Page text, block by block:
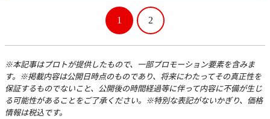
1 2
※本記事はプロトが提供したもので、一部プロモーション要素を含みま
す。※掲載内容は公開日時点のものであり、将来にわたってその真正性を
保証するものでないこと、公開後の時間経過等に伴って内容に不備が生じ
る可能性があることをご了承ください。※特別な表記がないかぎり、価格
情報は税込です。